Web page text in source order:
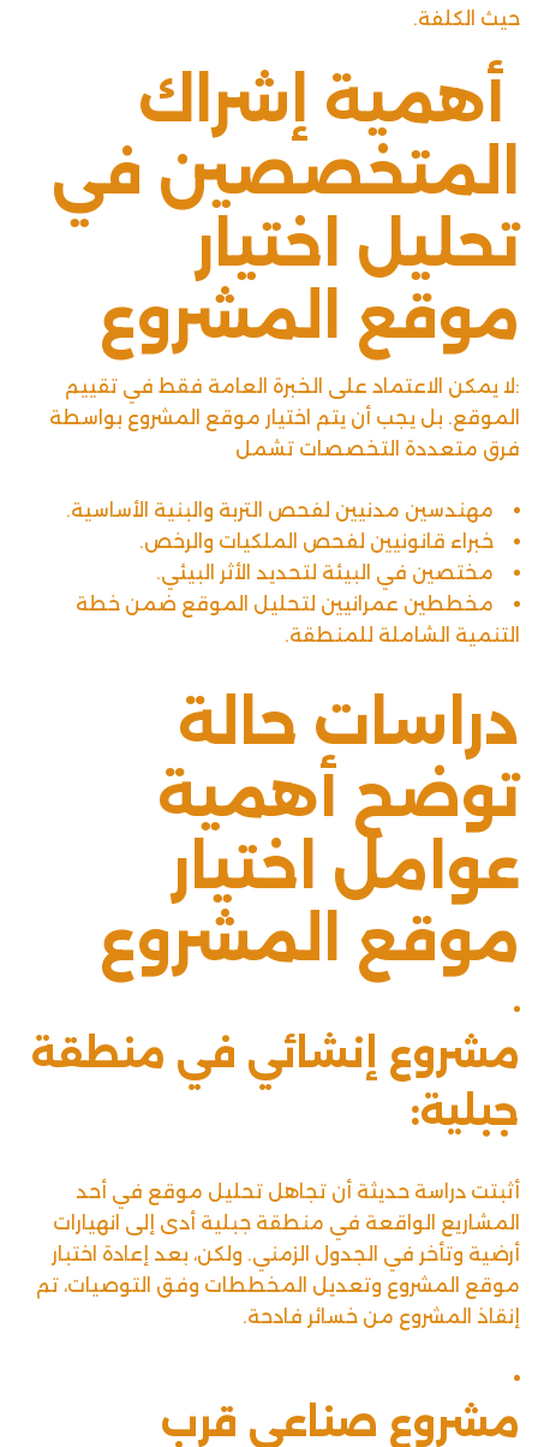
حيث الكلفة.
أهمية إشراك
المتخصصين في
تحليل اختيار
موقع المشروع
:لا يمكن الاعتماد على الخبرة العامة فقط في تقييم
الموقع. بل يجب أن يتم اختيار موقع المشروع بواسطة
فرق متعددة التخصصات تشمل
مهندسين مدنيين لفحص التربة والبنية الأساسية.
خبراء قانونيين لفحص الملكيات والرخص.
مختصين في البيئة لتحديد الأثر البيئي.
مخططين عمرانيين لتحليل الموقع ضمن خطة
التنمية الشاملة للمنطقة.
دراسات حالة
توضح أهمية
عوامل اختيار
موقع المشروع
مشروع إنشائي في منطقة
جبلية:
أثبتت دراسة حديثة أن تجاهل تحليل موقع في أحد
المشاريع الواقعة في منطقة جبلية أدى إلى انهيارات
أرضية وتأخر في الجدول الزمني. ولكن، بعد إعادة اختبار
موقع المشروع وتعديل المخططات وفق التوصيات، تم
إنقاذ المشروع من خسائر فادحة.
مشروع صناعي قرب